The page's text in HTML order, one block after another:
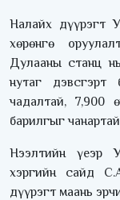
Налайх дүүрэгт
хөрөнгө
Дулааны станц
нутаг
чадалтай, 7,900
барилгыг
Нээлтийн үеэр
хэргийн сайд
дүүрэгт маань